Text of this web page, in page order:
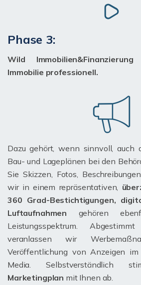
Phase 3:
Wild
Immobilie professionell.
Dazu gehört, wenn sinnvoll, auch
Bau- und Lageplänen bei den
Sie Skizzen, Fotos,
wir in einem repräsentativen,
360 Grad-Bestichtigungen,
Luftaufnahmen gehören
Leistungsspektrum.
veranlassen wir
Veröffentlichung von Anzeigen
Media. Selbstverständlich
Marketingplan mit Ihnen ab.